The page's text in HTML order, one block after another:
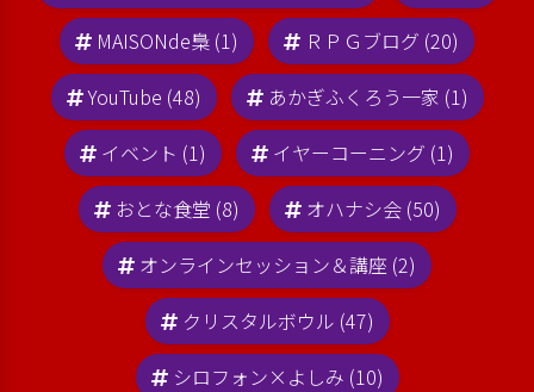
MAISONde梟 (1)
ＲＰＧブログ (20)
YouTube (48)
あかぎふくろう一家 (1)
イベント (1)
イヤーコーニング (1)
おとな食堂 (8)
オハナシ会 (50)
オンラインセッション＆講座 (2)
クリスタルボウル (47)
シロフォン×よしみ (10)